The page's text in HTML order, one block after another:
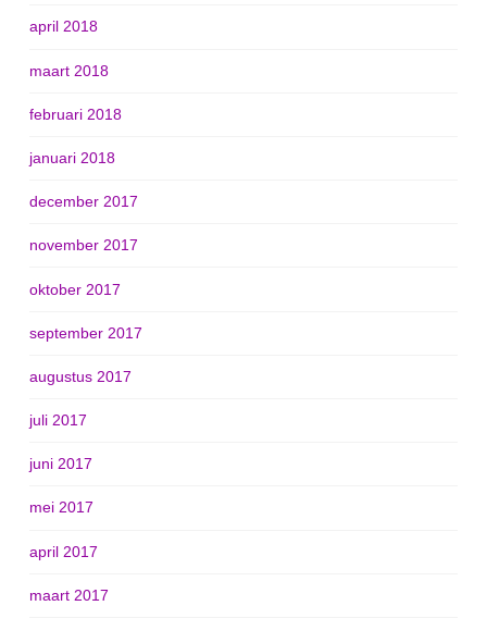
april 2018
maart 2018
februari 2018
januari 2018
december 2017
november 2017
oktober 2017
september 2017
augustus 2017
juli 2017
juni 2017
mei 2017
april 2017
maart 2017